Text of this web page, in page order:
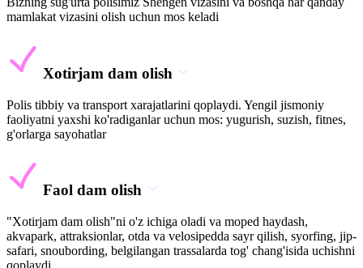
mamlakat vizasini olish uchun mos keladi
Xotirjam dam olish
Polis tibbiy va transport xarajatlarini qoplaydi. Yengil jismoniy
faoliyatni yaxshi ko'radiganlar uchun mos: yugurish, suzish, fitnes,
g'orlarga sayohatlar
Faol dam olish
"Xotirjam dam olish"ni o'z ichiga oladi va moped haydash,
akvapark, attraksionlar, otda va velosipedda sayr qilish, syorfing, jip-
safari, snoubording, belgilangan trassalarda tog' chang'isida uchishni
qoplaydi